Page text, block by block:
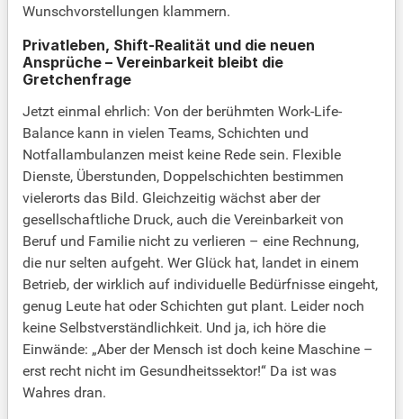
Wunschvorstellungen klammern.
Privatleben, Shift-Realität und die neuen
Ansprüche – Vereinbarkeit bleibt die
Gretchenfrage
Jetzt einmal ehrlich: Von der berühmten Work-Life-
Balance kann in vielen Teams, Schichten und
Notfallambulanzen meist keine Rede sein. Flexible
Dienste, Überstunden, Doppelschichten bestimmen
vielerorts das Bild. Gleichzeitig wächst aber der
gesellschaftliche Druck, auch die Vereinbarkeit von
Beruf und Familie nicht zu verlieren – eine Rechnung,
die nur selten aufgeht. Wer Glück hat, landet in einem
Betrieb, der wirklich auf individuelle Bedürfnisse eingeht,
genug Leute hat oder Schichten gut plant. Leider noch
keine Selbstverständlichkeit. Und ja, ich höre die
Einwände: „Aber der Mensch ist doch keine Maschine –
erst recht nicht im Gesundheitssektor!“ Da ist was
Wahres dran.